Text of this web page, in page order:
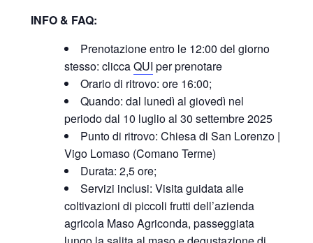
INFO & FAQ:
Prenotazione entro le 12:00 del giorno
stesso: cliccaQUI per prenotare
Orario di ritrovo: ore 16:00;
Quando: dal lunedì al giovedì nel
periodo dal 10 luglio al 30 settembre 2025
Punto di ritrovo: Chiesa di San Lorenzo |
Vigo Lomaso (Comano Terme)
Durata: 2,5 ore;
Servizi inclusi: Visita guidata alle
coltivazioni di piccoli frutti dell’azienda
agricola Maso Agriconda, passeggiata